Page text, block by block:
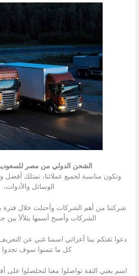
الشحن الدولي من مصر
وتكون مناسبة لجميع عملائنا، نمتلك
الوسائل والأدوات،
شركتنا من أهم الشركات وأحتلت خلال فترة
الشركات وأصبح أسمها يتلألأ بين
دعوا ثقتكم ببنا أعزائي اسمنا غني عن
كل ما تتمنوا سوف تجدوا
اسم يعني الثقة تواصلوا معنا لتحلصلوا